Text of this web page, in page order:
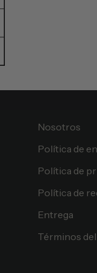
Nosotros
Política de
Política de
Política de
Entrega
Términos